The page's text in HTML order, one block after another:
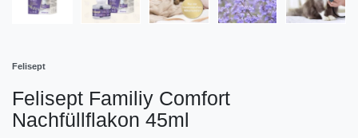
Felisept
Felisept Familiy Comfort
Nachfüllflakon 45ml